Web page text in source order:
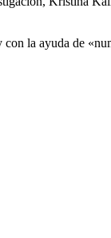
la ayuda de